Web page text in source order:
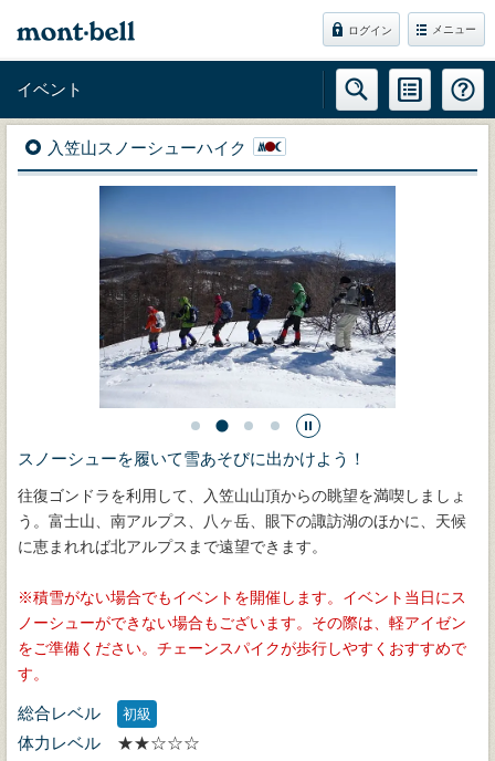
ログイン メニュー
イベント
入笠山スノーシューハイク
スノーシューを履いて雪あそびに出かけよう！
往復ゴンドラを利用して、入笠山山頂からの眺望を満喫しましょ
う。富士山、南アルプス、八ヶ岳、眼下の諏訪湖のほかに、天候
に恵まれれば北アルプスまで遠望できます。
積雪がない場合でもイベントを開催します。イベント当日にス
ノーシューができない場合もございます。その際は、軽アイゼン
をご準備ください。チェーンスパイクが歩行しやすくおすすめで
す。
総合レベル 初級
体力レベル
★★☆☆☆